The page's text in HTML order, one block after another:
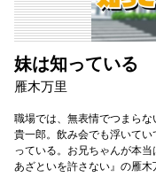
妹は知っている
雁木万里
職場では、無表情でつまら
貴一郎。飲み会でも浮いて
っている。お兄ちゃんが本
あざといを許さない』の雁木